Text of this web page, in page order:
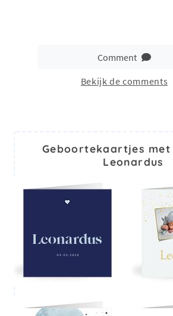
Comment
Bekijk de comments
Geboortekaartjes met
Leonardus